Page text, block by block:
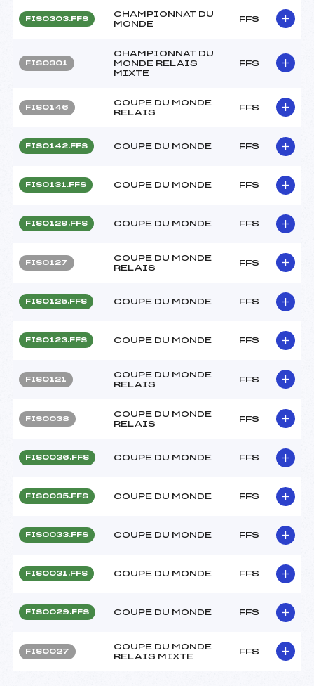
FIS0303.FFS
CHAMPIONNAT DU
MONDE
FFS
FIS0301
CHAMPIONNAT DU
MONDE RELAIS
MIXTE
FFS
FIS0146
COUPE DU MONDE
RELAIS
FFS
FIS0142.FFS COUPE DU MONDE FFS
FIS0131.FFS COUPE DU MONDE FFS
FIS0129.FFS COUPE DU MONDE FFS
FIS0127
COUPE DU MONDE
RELAIS
FFS
FIS0125.FFS COUPE DU MONDE FFS
FIS0123.FFS COUPE DU MONDE FFS
FIS0121
COUPE DU MONDE
RELAIS
FFS
FIS0038
COUPE DU MONDE
RELAIS
FFS
FIS0036.FFS COUPE DU MONDE FFS
FIS0035.FFS COUPE DU MONDE FFS
FIS0033.FFS COUPE DU MONDE FFS
FIS0031.FFS COUPE DU MONDE FFS
FIS0029.FFS COUPE DU MONDE FFS
FIS0027
COUPE DU MONDE
RELAIS MIXTE
FFS